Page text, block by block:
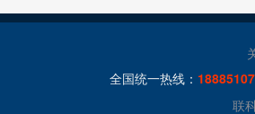
全国统一热线：
联